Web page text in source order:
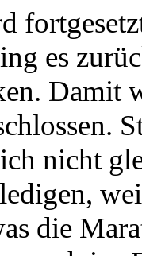
es
Damit
nicht
die